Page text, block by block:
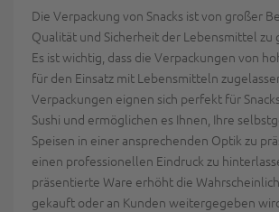
Die Verpackung von Snacks ist von großer
Qualität und Sicherheit der Lebensmittel zu
Es ist wichtig, dass die Verpackungen von
für den Einsatz mit Lebensmitteln
Verpackungen eignen sich perfekt für
Sushi und ermöglichen es Ihnen, Ihre
Speisen in einer ansprechenden Optik zu
einen professionellen Eindruck zu
präsentierte Ware erhöht die
gekauft oder an Kunden weitergegeben